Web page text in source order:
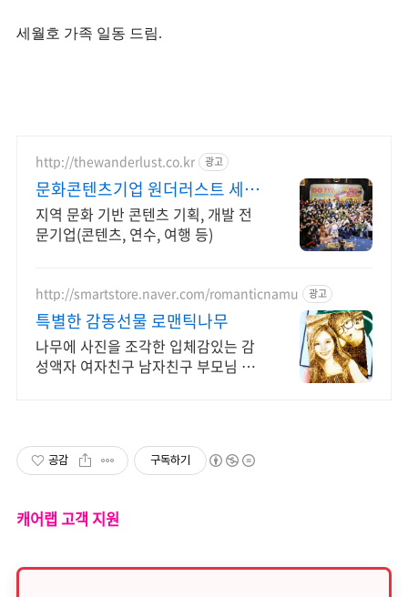
세월호 가족 일동 드림.
http://thewanderlust.co.kr 광고
문화콘텐츠기업 원더러스트 세계
를 움직이는 로컬
지역 문화 기반 콘텐츠 기획, 개발 전
문기업(콘텐츠, 연수, 여행 등)
http://smartstore.naver.com/romanticnamu 광고
특별한 감동선물 로맨틱나무
나무에 사진을 조각한 입체감있는 감
성액자 여자친구 남자친구 부모님 감
공감 구독하기
캐어랩 고객 지원